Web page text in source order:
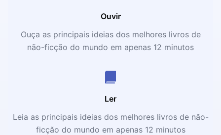
Ouvir
Ouça as principais ideias dos melhores livros de
não-ficção do mundo em apenas 12 minutos
Ler
Leia as principais ideias dos melhores livros de não-
ficção do mundo em apenas 12 minutos